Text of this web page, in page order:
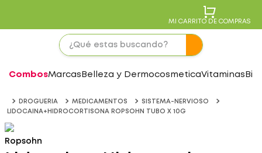
MI CARRITO DE COMPRAS
CombosMarcas Belleza y DermocosmeticaVitaminas
DROGUERIA MEDICAMENTOS
SISTEMA-NERVIOSO
LIDOCAINA+HIDROCORTISONA ROPSOHN TUBO X 10G
Ropsohn